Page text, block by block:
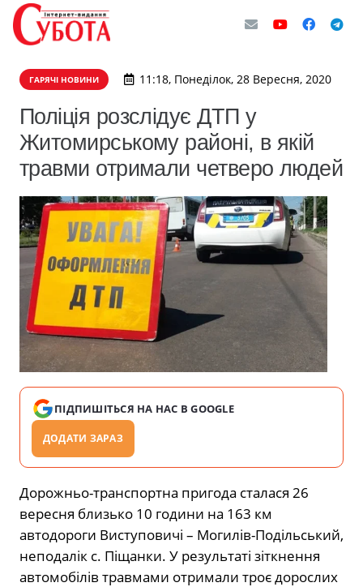
ГАРЯЧІ НОВИНИ 11:18, Понеділок, 28 Вересня, 2020
Поліція розслідує ДТП у
Житомирському районі, в якій
травми отримали четверо людей
ПІДПИШІТЬСЯ НА НАС В GOOGLE
ДОДАТИ ЗАРАЗ
Дорожньо-транспортна пригода сталася 26
вересня близько 10 години на 163 км
автодороги Виступовичі – Могилів-Подільський,
неподалік с. Піщанки. У результаті зіткнення
автомобілів травмами отримали троє дорослих